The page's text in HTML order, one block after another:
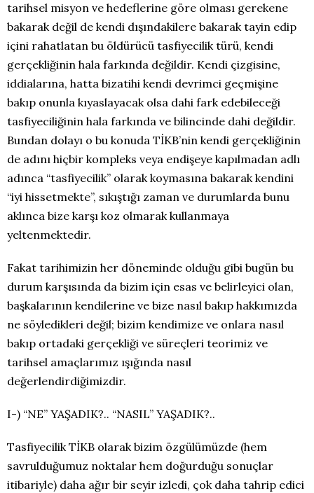
tarihsel misyon ve hedeflerine göre olması gerekene
bakarak değil de kendi dışındakilere bakarak tayin edip
içini rahatlatan bu öldürücü tasfiyecilik türü, kendi
gerçekliğinin hala farkında değildir. Kendi çizgisine,
iddialarına, hatta bizatihi kendi devrimci geçmişine
bakıp onunla kıyaslayacak olsa dahi fark edebileceği
tasfiyeciliğinin hala farkında ve bilincinde dahi değildir.
Bundan dolayı o bu konuda TİKB’nin kendi gerçekliğinin
de adını hiçbir kompleks veya endişeye kapılmadan adlı
adınca “tasfiyecilik” olarak koymasına bakarak kendini
“iyi hissetmekte”, sıkıştığı zaman ve durumlarda bunu
aklınca bize karşı koz olmarak kullanmaya
yeltenmektedir.
Fakat tarihimizin her döneminde olduğu gibi bugün bu
durum karşısında da bizim için esas ve belirleyici olan,
başkalarının kendilerine ve bize nasıl bakıp hakkımızda
ne söyledikleri değil; bizim kendimize ve onlara nasıl
bakıp ortadaki gerçekliği ve süreçleri teorimiz ve
tarihsel amaçlarımız ışığında nasıl
değerlendirdiğimizdir.
I-) “NE” YAŞADIK?.. “NASIL” YAŞADIK?..
Tasfiyecilik TİKB olarak bizim özgülümüzde (hem
savrulduğumuz noktalar hem doğurduğu sonuçlar
itibariyle) daha ağır bir seyir izledi, çok daha tahrip edici